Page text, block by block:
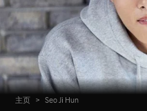
主页 > Seo Ji Hun